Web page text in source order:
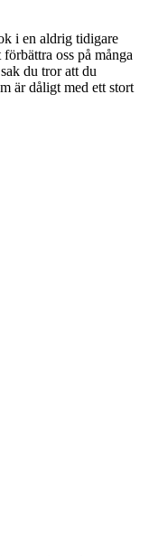
i en aldrig tidigare
oss på många
du tror att du
är dåligt med ett stort